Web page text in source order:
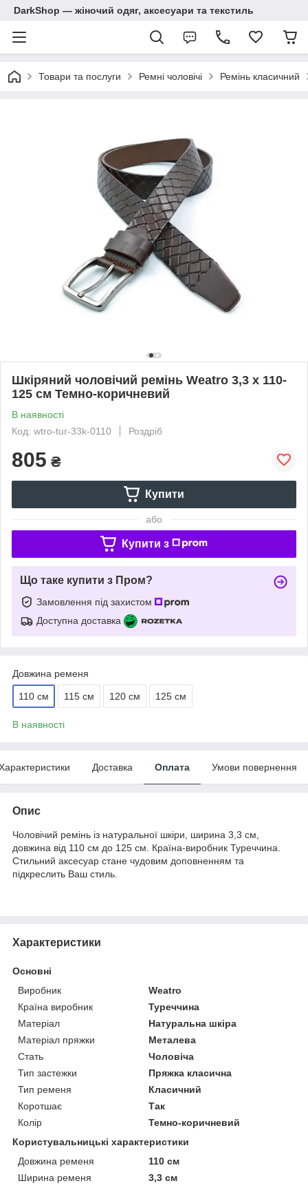
DarkShop — жіночий одяг, аксесуари та текстиль
Товари та послуги Ремні чоловічі Ремінь класичний
Шкіряний чоловічий ремінь Weatro 3,3 х 110-
125 см Темно-коричневий
В наявності
Код: wtro-tur-33k-0110
Роздріб
805 ₴
Купити
або
Купити з
Що таке купити з Пром?
Замовлення під захистом
Доступна доставка
Довжина ременя
110 см 115 см 120 см 125 см
В наявності
Доставка Оплата Умови повернення
Опис
Чоловічий ремінь із натуральної шкіри, ширина 3,3 см,
довжина від 110 см до 125 см. Країна-виробник Туреччина.
Стильний аксесуар стане чудовим доповненням та
підкреслить Ваш стиль.
Характеристики
Основні
Виробник
Weatro
Країна виробник
Туреччина
Матеріал
Натуральна шкіра
Матеріал пряжки
Металева
Стать
Чоловіча
Тип застежки
Пряжка класична
Тип ременя
Класичний
Коротшає
Так
Колір
Темно-коричневий
Користувальницькі характеристики
Довжина ременя
110 см
Ширина ременя
3,3 см